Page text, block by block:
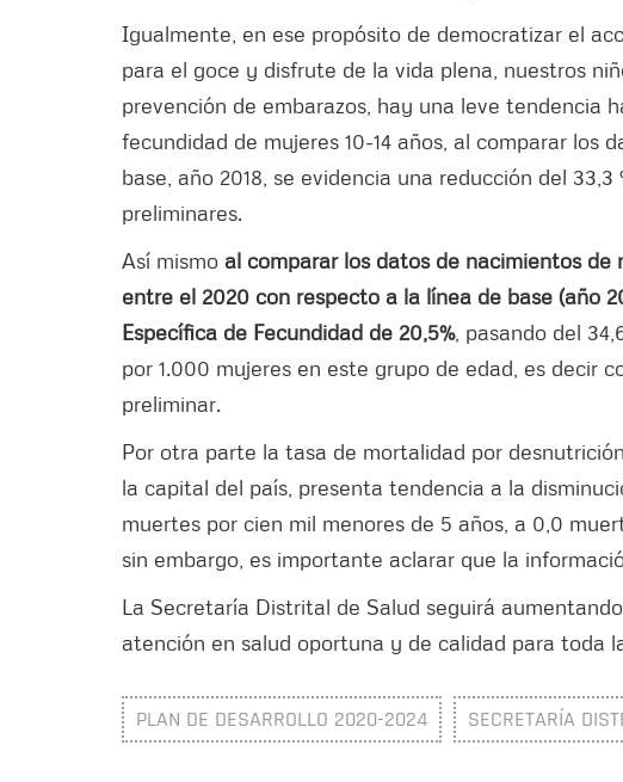
Igualmente, en ese propósito de democratizar el
para el goce y disfrute de la vida plena, nuestros
prevención de embarazos, hay una leve tendencia
fecundidad de mujeres 10-14 años, al comparar los
base, año 2018, se evidencia una reducción del
preliminares.
Así mismo al comparar los datos de nacimientos de
entre el 2020 con respecto a la línea de base (año
Específica de Fecundidad de 20,5%, pasando del
por 1.000 mujeres en este grupo de edad, es decir
preliminar.
Por otra parte la tasa de mortalidad por
la capital del país, presenta tendencia a la
muertes por cien mil menores de 5 años, a 0,0
sin embargo, es importante aclarar que la
La Secretaría Distrital de Salud seguirá
atención en salud oportuna y de calidad para toda
PLAN DE DESARROLLO 2020-2024 SECRETARÍA